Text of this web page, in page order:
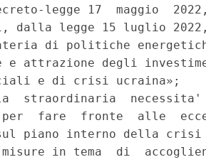
legge 17  maggio
dalla legge 15 luglio
di politiche
e attrazione degli
e di crisi ucraina»;
straordinaria
fare  fronte  alle
piano interno della
misure in tema  di